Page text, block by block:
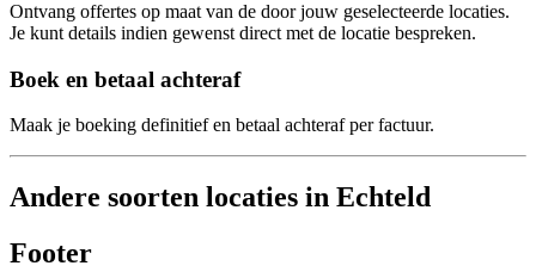
Ontvang offertes op maat van de door jouw geselecteerde locaties.
Je kunt details indien gewenst direct met de locatie bespreken.
Boek en betaal achteraf
Maak je boeking definitief en betaal achteraf per factuur.
Andere soorten locaties in Echteld
Footer